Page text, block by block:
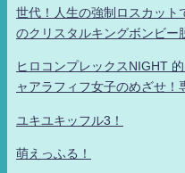
世代！人生の強制ロスカット
のクリスタルキングボンビー
ヒロコンプレックスNIGHT
ャアラフィフ女子のめざせ！
ユキユキッフル3！
萌えっふる！